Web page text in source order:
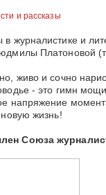
журналистике и
Платоновой
живо и сочно
- это гимн
напряжение
жизнь!
Союза